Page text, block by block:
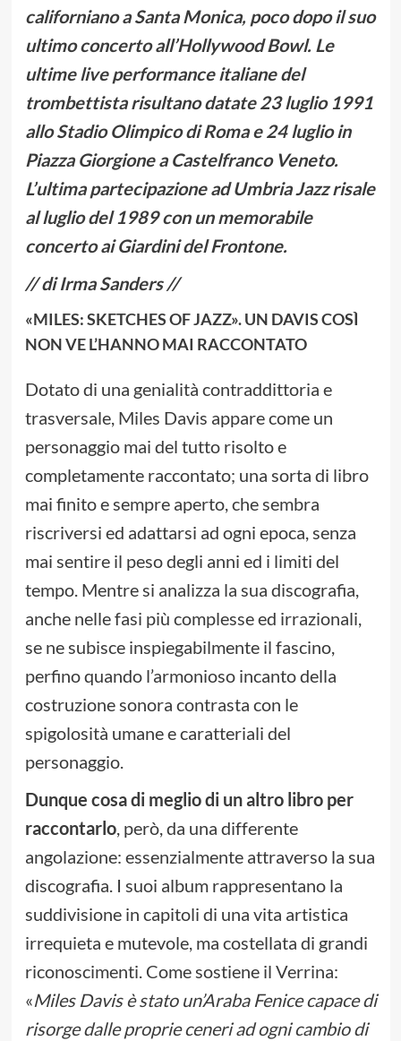
californiano a Santa Monica, poco dopo il suo
ultimo concerto all’Hollywood Bowl. Le
ultime live performance italiane del
trombettista risultano datate 23 luglio 1991
allo Stadio Olimpico di Roma e 24 luglio in
Piazza Giorgione a Castelfranco Veneto.
L’ultima partecipazione ad Umbria Jazz risale
al luglio del 1989 con un memorabile
concerto ai Giardini del Frontone.
// di Irma Sanders//
«MILES: SKETCHES OF JAZZ». UN DAVIS COSÌ
NON VE L’HANNO MAI RACCONTATO
Dotato di una genialità contraddittoria e
trasversale, Miles Davis appare come un
personaggio mai del tutto risolto e
completamente raccontato; una sorta di libro
mai finito e sempre aperto, che sembra
riscriversi ed adattarsi ad ogni epoca, senza
mai sentire il peso degli anni ed i limiti del
tempo. Mentre si analizza la sua discografia,
anche nelle fasi più complesse ed irrazionali,
se ne subisce inspiegabilmente il fascino,
perfino quando l’armonioso incanto della
costruzione sonora contrasta con le
spigolosità umane e caratteriali del
personaggio.
Dunque cosa di meglio di un altro libro per
raccontarlo, però, da una differente
angolazione: essenzialmente attraverso la sua
discografia. I suoi album rappresentano la
suddivisione in capitoli di una vita artistica
irrequieta e mutevole, ma costellata di grandi
riconoscimenti. Come sostiene il Verrina:
«Miles Davis è stato un’Araba Fenice capace di
risorge dalle proprie ceneri ad ogni cambio di